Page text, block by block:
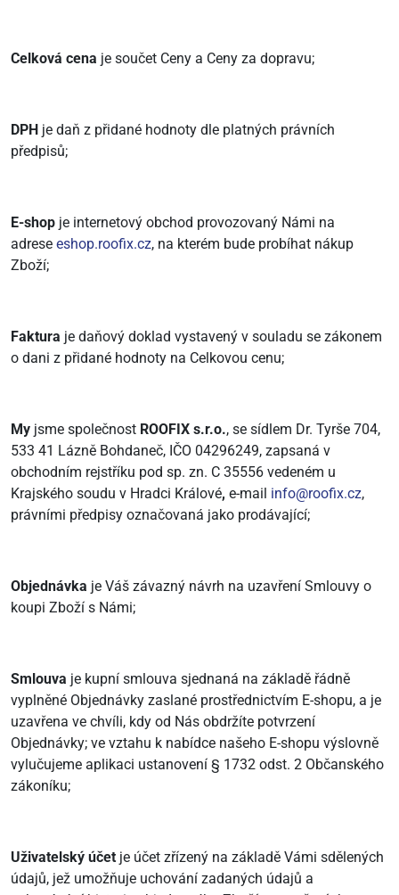
Celková cena je součet Ceny a Ceny za dopravu;
DPH je daň z přidané hodnoty dle platných právních
předpisů;
E-shop je internetový obchod provozovaný Námi na
adrese eshop.roofix.cz, na kterém bude probíhat nákup
Zboží;
Faktura je daňový doklad vystavený v souladu se zákonem
o dani z přidané hodnoty na Celkovou cenu;
My jsme společnost ROOFIX s.r.o., se sídlem Dr. Tyrše 704,
533 41 Lázně Bohdaneč, IČO 04296249, zapsaná v
obchodním rejstříku pod sp. zn. C 35556 vedeném u
Krajského soudu v Hradci Králové, e-mail info@roofix.cz,
právními předpisy označovaná jako prodávající;
Objednávka je Váš závazný návrh na uzavření Smlouvy o
koupi Zboží s Námi;
Smlouva je kupní smlouva sjednaná na základě řádně
vyplněné Objednávky zaslané prostřednictvím E-shopu, a je
uzavřena ve chvíli, kdy od Nás obdržíte potvrzení
Objednávky; ve vztahu k nabídce našeho E-shopu výslovně
vylučujeme aplikaci ustanovení § 1732 odst. 2 Občanského
zákoníku;
Uživatelský účet je účet zřízený na základě Vámi sdělených
údajů, jež umožňuje uchování zadaných údajů a